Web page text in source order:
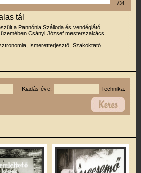
/34
tál
a Pannónia Szálloda és vendéglátó
Csányi József mesterszakács
Ismeretterjesztő, Szakoktató
Kiadás éve: Technika: